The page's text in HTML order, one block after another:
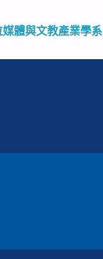
體與文教產業學系